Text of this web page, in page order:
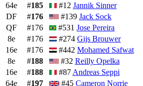
64e #185 #12 Jannik Sinner
DF #176 #139 Jack Sock
QF #176 #531Jose Pereira
8e #176 #274Gijs Brouwer
16e #176 #442 Mohamed Safwat
8e #188 #32 Reilly Opelka
16e #188 #87 Andreas Seppi
64e #197 #45 Cameron Norrie